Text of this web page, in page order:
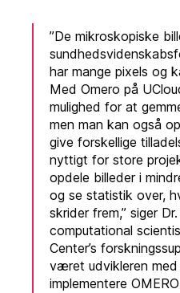
”De mikroskopiske
har mange pixels og
Med Omero på
mulighed for at
men man kan også
give forskellige
nyttigt for store
opdele billeder i
og se statistik over,
skrider frem,” siger
computational
Center’s
været udvikleren
implementere